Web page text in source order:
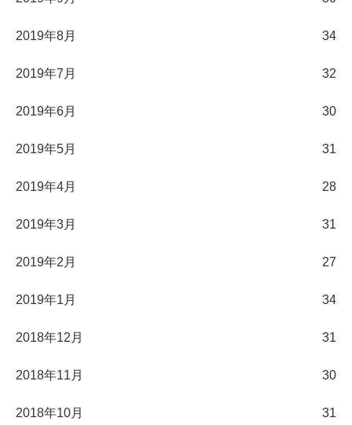
2019年8月 34
2019年7月 32
2019年6月 30
2019年5月 31
2019年4月 28
2019年3月 31
2019年2月 27
2019年1月 34
2018年12月 31
2018年11月 30
2018年10月 31